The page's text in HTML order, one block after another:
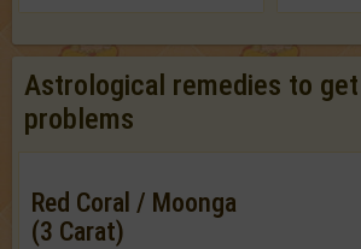
Astrological remedies to
problems
Red Coral / Moonga
(3 Carat)